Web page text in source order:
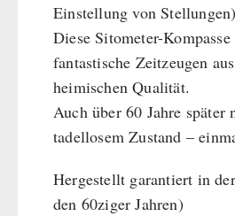
Einstellung von Stellungen)
Diese Sitometer-
fantastische Zeitzeugen
heimischen Qualität.
Auch über 60 Jahre später
tadellosem Zustand –
Hergestellt garantiert in
den 60ziger Jahren)